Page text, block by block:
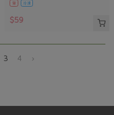
葷 冷凍
$59
3 4 ›